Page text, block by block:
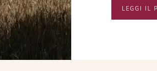
LEGGI IL